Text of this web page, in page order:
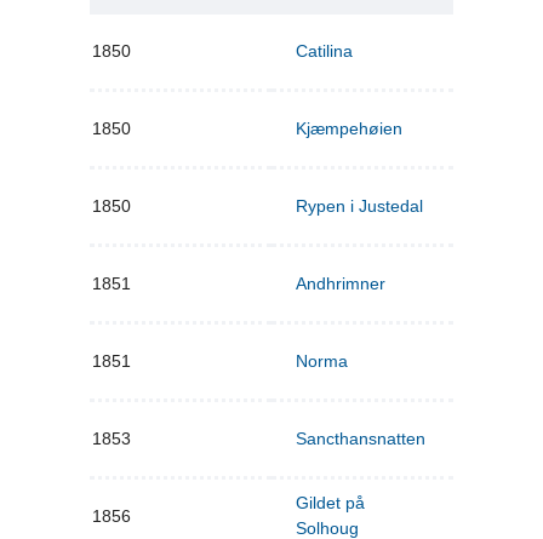
1850 Catilina
1850 Kjæmpehøien
1850 Rypen i Justedal
1851 Andhrimner
1851 Norma
1853 Sancthansnatten
1856
Gildet på
Solhoug